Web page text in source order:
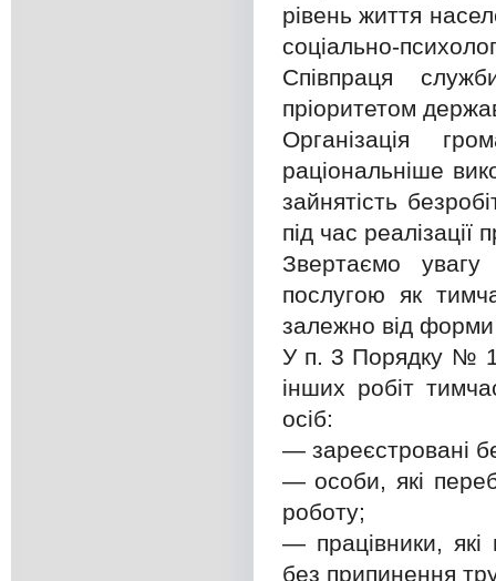
рівень життя
соціально-
Співпраця
пріоритетом
Організація
раціональніше
зайнятість
під час реалізації
Звертаємо
послугою як
залежно від форми
У п. 3 Порядку №
інших робіт
осіб:
— зареєстровані
— особи, які
роботу;
— працівники, які
без припинення